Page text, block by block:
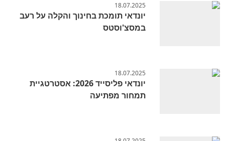
18.07.2025
יונדאי תומכת בחינוך והקלה על רעב
במסצ'וסטס
18.07.2025
יונדאי פליסייד 2026: אסטרטגיית
תמחור מפתיעה